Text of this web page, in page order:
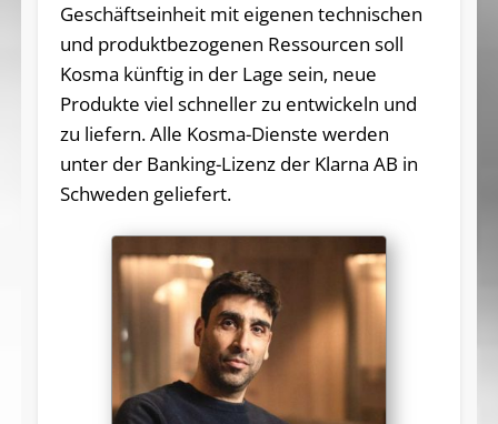
Geschäftseinheit mit eigenen technischen
und produktbezogenen Ressourcen soll
Kosma künftig in der Lage sein, neue
Produkte viel schneller zu entwickeln und
zu liefern. Alle Kosma-Dienste werden
unter der Banking-Lizenz der Klarna AB in
Schweden geliefert.